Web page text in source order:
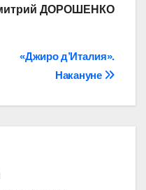
ДОРОШЕНКО
«Джиро д’Италия».
Накануне